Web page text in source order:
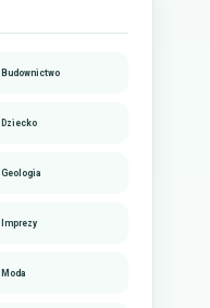
Budownictwo
Dziecko
Geologia
Imprezy
Moda